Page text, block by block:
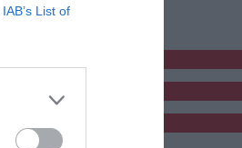
IAB’s List of